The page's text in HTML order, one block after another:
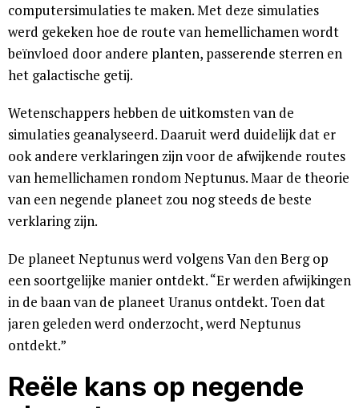
computersimulaties te maken. Met deze simulaties
werd gekeken hoe de route van hemellichamen wordt
beïnvloed door andere planten, passerende sterren en
het galactische getij.
Wetenschappers hebben de uitkomsten van de
simulaties geanalyseerd. Daaruit werd duidelijk dat er
ook andere verklaringen zijn voor de afwijkende routes
van hemellichamen rondom Neptunus. Maar de theorie
van een negende planeet zou nog steeds de beste
verklaring zijn.
De planeet Neptunus werd volgens Van den Berg op
een soortgelijke manier ontdekt. “Er werden afwijkingen
in de baan van de planeet Uranus ontdekt. Toen dat
jaren geleden werd onderzocht, werd Neptunus
ontdekt.”
Reële kans op negende